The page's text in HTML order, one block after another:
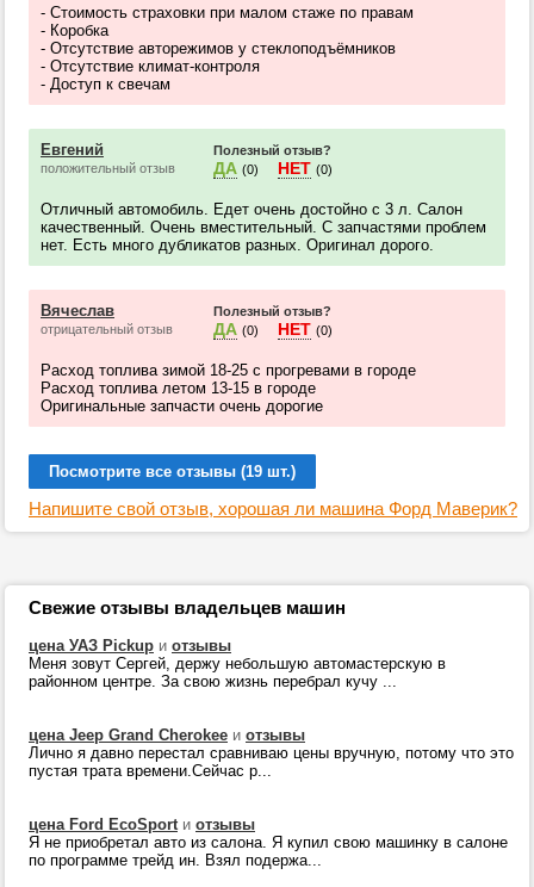
- Стоимость страховки при малом стаже по правам
- Коробка
- Отсутствие авторежимов у стеклоподъёмников
- Отсутствие климат-контроля
- Доступ к свечам
Евгений
положительный отзыв
Полезный отзыв?
ДА (0) НЕТ (0)
Отличный автомобиль. Едет очень достойно с 3 л. Салон
качественный. Очень вместительный. С запчастями проблем
нет. Есть много дубликатов разных. Оригинал дорого.
Вячеслав
отрицательный отзыв
Полезный отзыв?
ДА (0) НЕТ (0)
Расход топлива зимой 18-25 с прогревами в городе
Расход топлива летом 13-15 в городе
Оригинальные запчасти очень дорогие
Посмотрите все отзывы (19 шт.)
Напишите свой отзыв, хорошая ли машина Форд Маверик?
Свежие отзывы владельцев машин
цена УАЗ Pickup и отзывы
Меня зовут Сергей, держу небольшую автомастерскую в
районном центре. За свою жизнь перебрал кучу ...
цена Jeep Grand Cherokee и отзывы
Лично я давно перестал сравниваю цены вручную, потому что это
пустая трата времени.Сейчас р...
цена Ford EcoSportи отзывы
Я не приобретал авто из салона. Я купил свою машинку в салоне
по программе трейд ин. Взял подержа...